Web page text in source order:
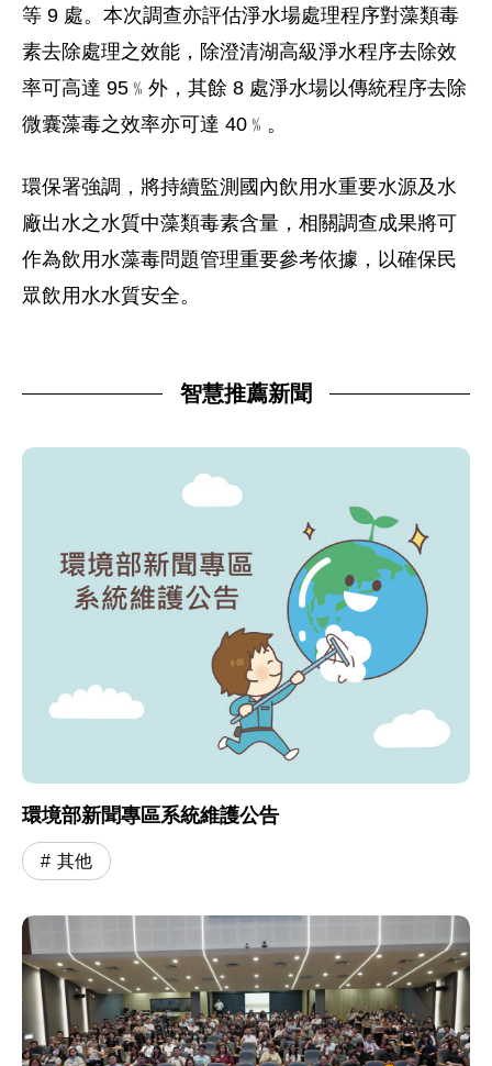
等 9 處。本次調查亦評估淨水場處理程序對藻類毒
素去除處理之效能，除澄清湖高級淨水程序去除效
率可高達 95﹪外，其餘 8 處淨水場以傳統程序去除
微囊藻毒之效率亦可達 40﹪。
環保署強調，將持續監測國內飲用水重要水源及水
廠出水之水質中藻類毒素含量，相關調查成果將可
作為飲用水藻毒問題管理重要參考依據，以確保民
眾飲用水水質安全。
智慧推薦新聞
環境部新聞專區系統維護公告
其他